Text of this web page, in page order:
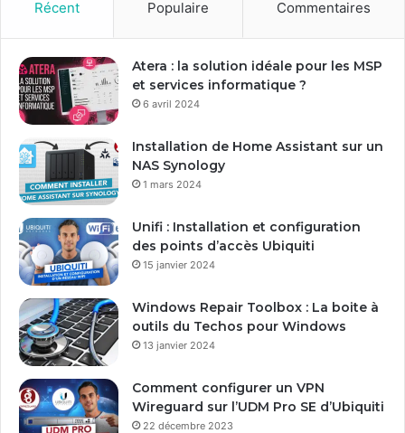
Récent Populaire Commentaires
Atera : la solution idéale pour les MSP
et services informatique ?
6 avril 2024
Installation de Home Assistant sur un
NAS Synology
1 mars 2024
Unifi : Installation et configuration
des points d’accès Ubiquiti
15 janvier 2024
Windows Repair Toolbox : La boite à
outils du Techos pour Windows
13 janvier 2024
Comment configurer un VPN
Wireguard sur l’UDM Pro SE d’Ubiquiti
22 décembre 2023